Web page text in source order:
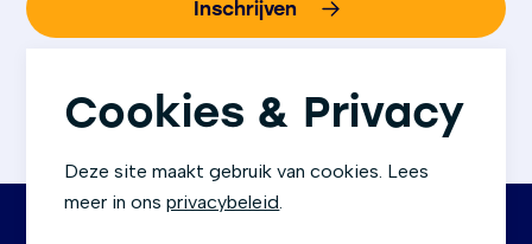
Cookies & Privacy
Deze site maakt gebruik van cookies. Lees
meer in onsprivacybeleid.
Inschrijven
privacybeleid.